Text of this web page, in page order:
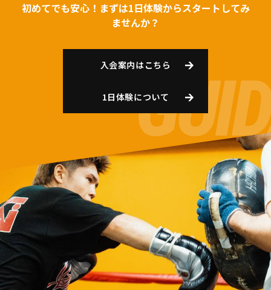
初めてでも安心！まずは1日体験からスタートしてみ
ませんか？
入会案内はこちら
1日体験について